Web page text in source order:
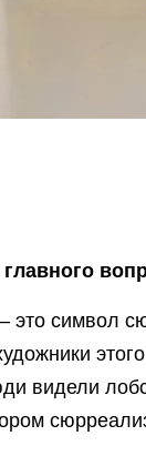
это символ
видели